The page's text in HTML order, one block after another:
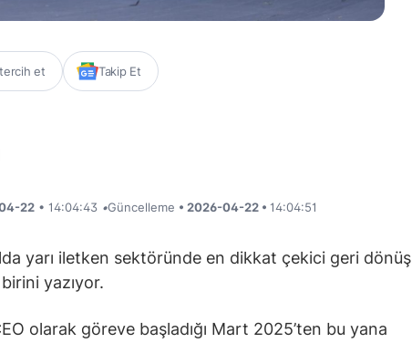
et Takip Et
22 • 14:04:43 •Güncelleme • 2026-04-22 • 14:04:51
yarı iletken sektöründe en dikkat çekici geri dönüş
yazıyor.
olarak göreve başladığı Mart 2025’ten bu yana